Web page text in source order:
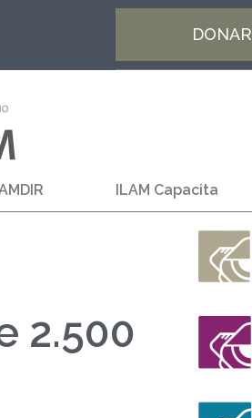
DONAR
ILAM Capacita
2.500